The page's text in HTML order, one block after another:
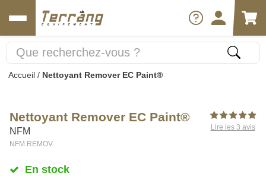
Accueil / Nettoyant Remover EC Paint®
Nettoyant Remover EC Paint®
NFM
NFM.REMOV
Lire les 3 avis
En stock